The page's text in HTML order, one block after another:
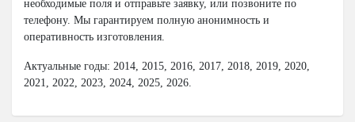
необходимые поля и отправьте заявку, или позвоните по
телефону. Мы гарантируем полную анонимность и
оперативность изготовления.
Актуальные годы: 2014, 2015, 2016, 2017, 2018, 2019, 2020,
2021, 2022, 2023, 2024, 2025, 2026.